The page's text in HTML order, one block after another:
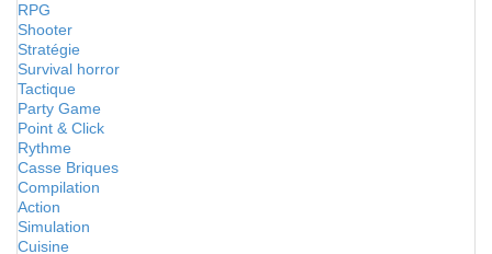
RPG
Shooter
Stratégie
Survival horror
Tactique
Party Game
Point & Click
Rythme
Casse Briques
Compilation
Action
Simulation
Cuisine